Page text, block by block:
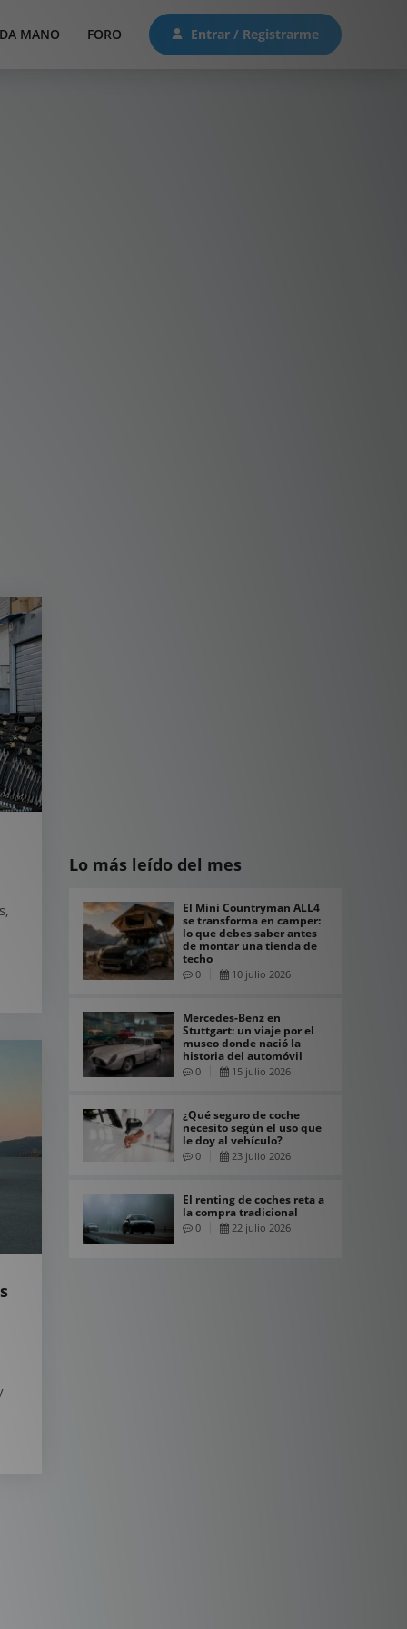
MANO FORO Entrar / Registrarme
Lo más leído del mes
El Mini Countryman ALL4
se transforma en camper:
lo que debes saber antes
de montar una tienda de
techo
0 10 julio 2026
Mercedes-Benz en
Stuttgart: un viaje por el
museo donde nació la
historia del automóvil
0 15 julio 2026
¿Qué seguro de coche
necesito según el uso que
le doy al vehículo?
0 23 julio 2026
El renting de coches reta a
la compra tradicional
0 22 julio 2026